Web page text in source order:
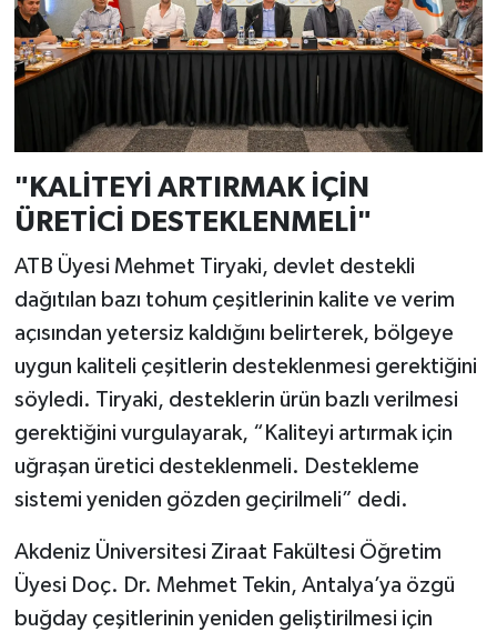
"KALİTEYİ ARTIRMAK İÇİN
ÜRETİCİ DESTEKLENMELİ"
ATB Üyesi Mehmet Tiryaki, devlet destekli
dağıtılan bazı tohum çeşitlerinin kalite ve verim
açısından yetersiz kaldığını belirterek, bölgeye
uygun kaliteli çeşitlerin desteklenmesi gerektiğini
söyledi. Tiryaki, desteklerin ürün bazlı verilmesi
gerektiğini vurgulayarak, “Kaliteyi artırmak için
uğraşan üretici desteklenmeli. Destekleme
sistemi yeniden gözden geçirilmeli” dedi.
Akdeniz Üniversitesi Ziraat Fakültesi Öğretim
Üyesi Doç. Dr. Mehmet Tekin, Antalya’ya özgü
buğday çeşitlerinin yeniden geliştirilmesi için